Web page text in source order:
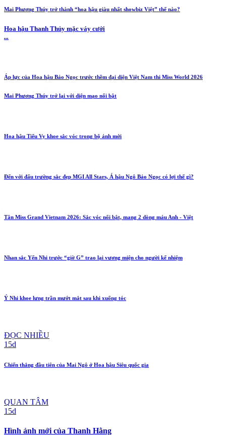
Mai Phương Thúy trở thành “hoa hậu giàu nhất showbiz Việt” thế nào?
Hoa hậu Thanh Thủy mặc váy cưới
...
Áp lực của Hoa hậu Bảo Ngọc trước thềm đại diện Việt Nam thi Miss World 2026
Mai Phương Thúy trở lại với diện mạo nổi bật
Hoa hậu Tiểu Vy khoe sắc vóc trong bộ ảnh mới
Đến với đấu trường sắc đẹp MGI All Stars, Á hậu Ngô Bảo Ngọc có lợi thế gì?
Tân Miss Grand Vietnam 2026: Sắc vóc nổi bật, mang 2 dòng máu Anh - Việt
Nhan sắc Yến Nhi trước “giờ G” trao lại vương miện cho người kế nhiệm
Ý Nhi khoe lưng trần mướt mắt sau khi xuống tóc
ĐỌC NHIỀU
15d
Chiến thắng đầu tiên của Mai Ngô ở Hoa hậu Siêu quốc gia
QUAN TÂM
15d
Hình ảnh mới của Thanh Hằng